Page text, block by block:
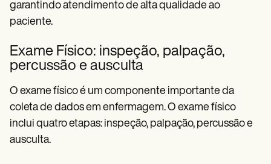
garantindo atendimento de alta qualidade ao
paciente.
Exame Físico: inspeção, palpação,
percussão e ausculta
O exame físico é um componente importante da
coleta de dados em enfermagem. O exame físico
inclui quatro etapas: inspeção, palpação, percussão e
ausculta.